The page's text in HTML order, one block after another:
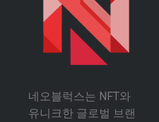
네오블럭스는 NFT와
유니크한 글로벌 브랜